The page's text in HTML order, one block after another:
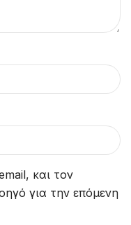
και τον
για την επόμενη